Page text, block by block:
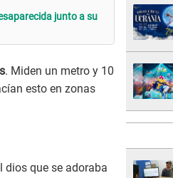
junto a su
. Miden un metro y 10
esto en zonas
dios que se adoraba